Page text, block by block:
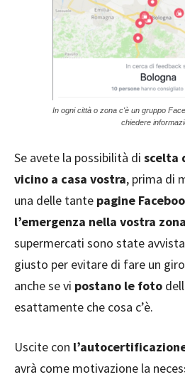
In ogni città o zona c'è un gruppo
chiedere
Se avete la possibilità di scelta
vicino a casa vostra, prima di
una delle tante pagine
l’emergenza nella vostra zona
supermercati sono state
giusto per evitare di fare un
anche se vi postano le foto
esattamente che cosa c’è.
Uscite con
avrà come motivazione la